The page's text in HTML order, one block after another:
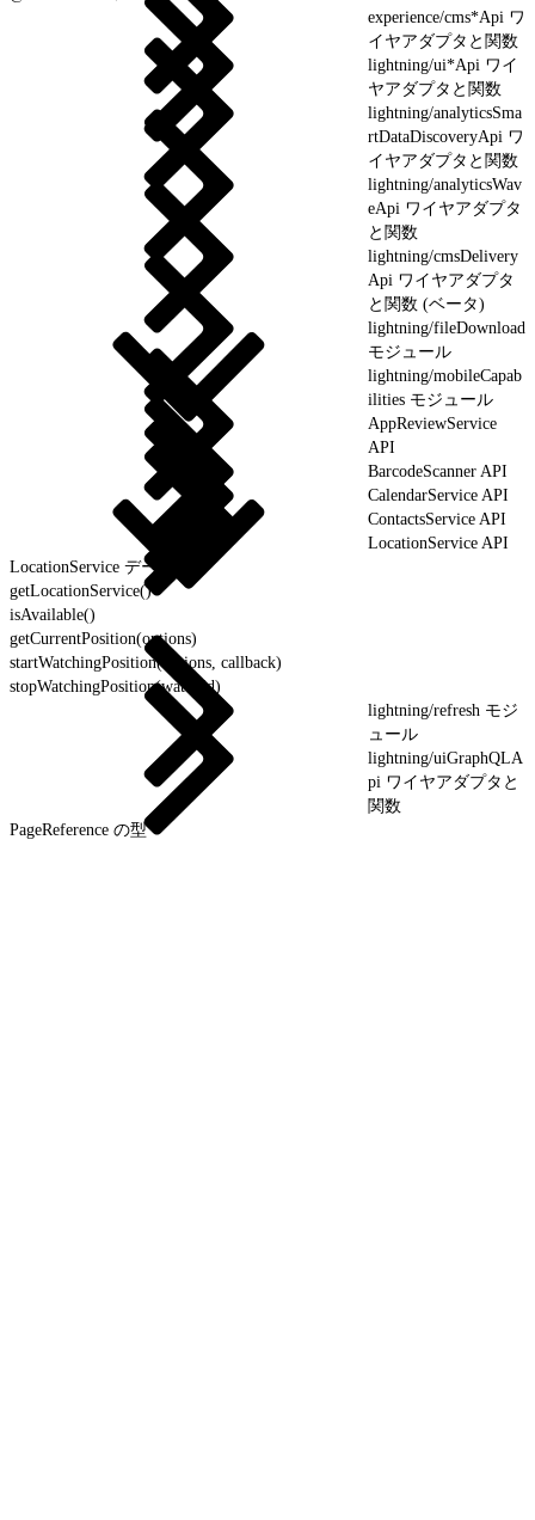
experience/cms*Api ワ
イヤアダプタと関数
lightning/ui*Api ワイ
ヤアダプタと関数
lightning/analyticsSma
rtDataDiscoveryApi ワ
イヤアダプタと関数
lightning/analyticsWav
eApi ワイヤアダプタ
と関数
lightning/cmsDelivery
Api ワイヤアダプタ
と関数 (ベータ)
lightning/fileDownload
モジュール
lightning/mobileCapab
ilities モジュール
AppReviewService
API
BarcodeScanner API
CalendarService API
ContactsService API
LocationService API
LocationService データ型
getLocationService()
isAvailable()
getCurrentPosition(options)
startWatchingPosition(options, callback)
stopWatchingPosition(watchId)
lightning/refresh モジ
ュール
lightning/uiGraphQLA
pi ワイヤアダプタと
関数
PageReference の型